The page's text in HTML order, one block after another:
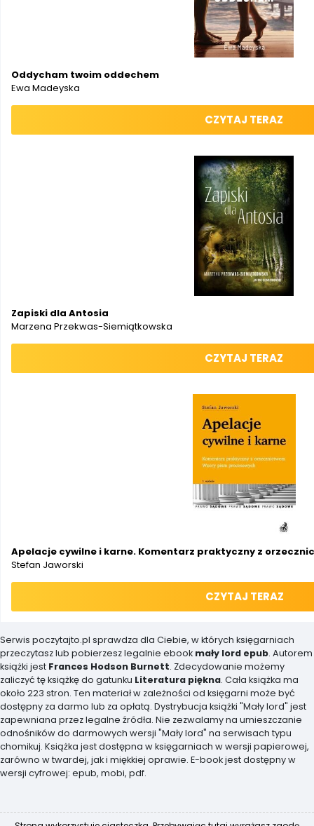
Oddycham twoim oddechem
Ewa Madeyska
CZYTAJ TERAZ
Zapiski dla Antosia
Marzena Przekwas-Siemiątkowska
CZYTAJ TERAZ
Apelacje cywilne i karne. Komentarz praktyczny z
Stefan Jaworski
CZYTAJ TERAZ
Serwis poczytajto.pl sprawdza dla Ciebie, w których księgarniach
przeczytasz lub pobierzesz legalnie ebook mały lord epub. Autorem
książki jest Frances Hodson Burnett. Zdecydowanie możemy
zaliczyć tę książkę do gatunku Literatura piękna. Cała książka ma
około 223 stron. Ten materiał w zależności od księgarni może być
dostępny za darmo lub za opłatą. Dystrybucja książki "Mały lord" jest
zapewniana przez legalne źródła. Nie zezwalamy na umieszczanie
odnośników do darmowych wersji "Mały lord" na serwisach typu
chomikuj. Książka jest dostępna w księgarniach w wersji papierowej,
zarówno w twardej, jak i miękkiej oprawie. E-book jest dostępny w
wersji cyfrowej: epub, mobi, pdf.